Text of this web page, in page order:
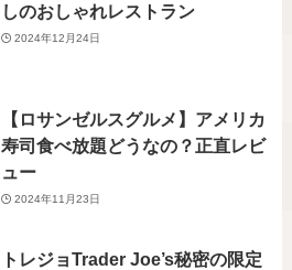
しのおしゃれレストラン
2024年12月24日
【ロサンゼルスグルメ】アメリカ
寿司食べ放題どうなの？正直レビ
ュー
2024年11月23日
トレジョTrader Joe’s秘密の限定